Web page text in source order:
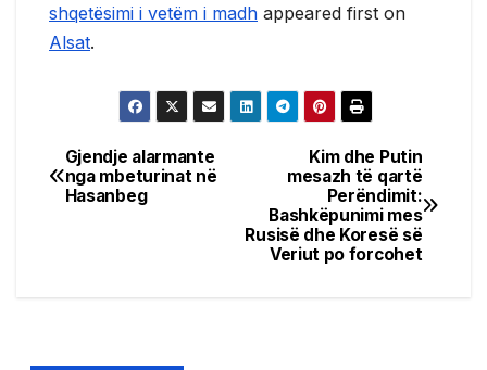
shqetësimi i vetëm i madh appeared first on
Alsat.
Post
navigation
Kim dhe Putin
mesazh të qartë
Perëndimit:
Bashkëpunimi mes
Rusisë dhe Koresë së
Veriut po forcohet
Gjendje alarmante
nga mbeturinat në
Hasanbeg